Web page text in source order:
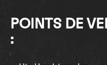
POINTS DE
: